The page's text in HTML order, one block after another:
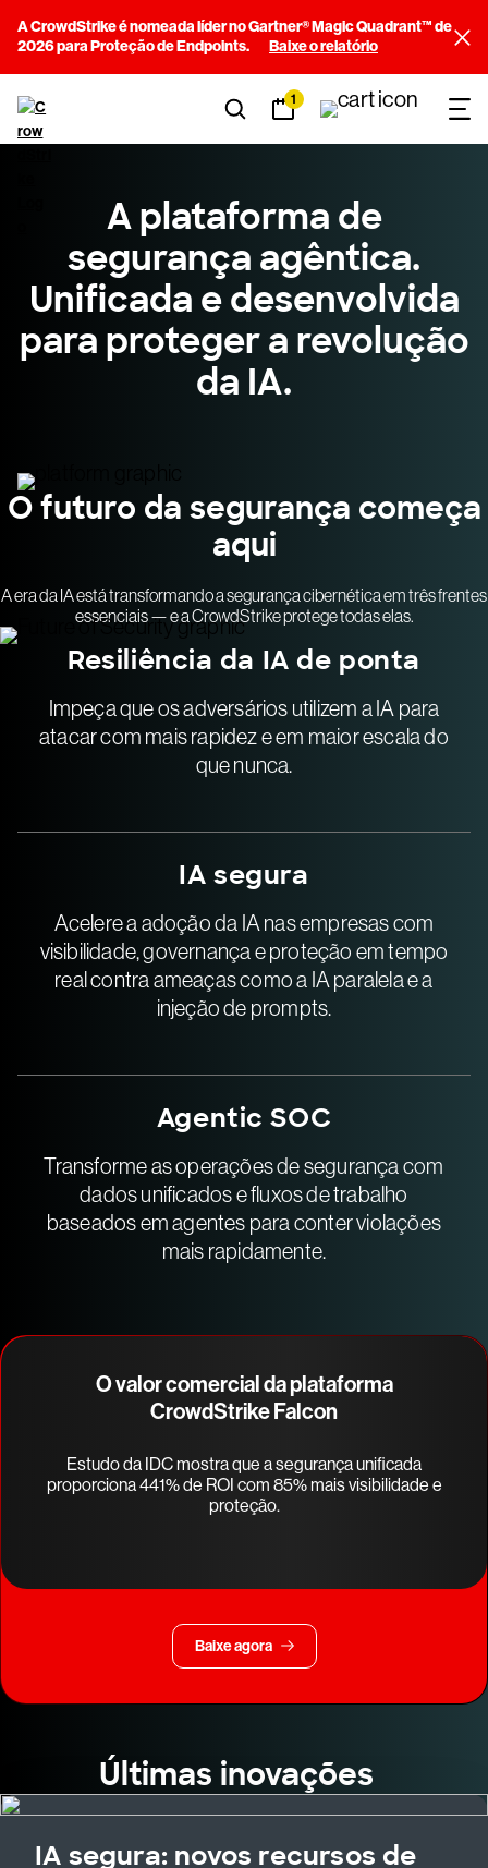
A CrowdStrike é nomeada líder no Gartner® Magic Quadrant™ de
2026 para Proteção de Endpoints.
Baixe o relatório
1
A plataforma de
segurança agêntica.
Unificada e desenvolvida
para proteger a revolução
da IA.
O futuro da segurança começa
aqui
A era da IA está transformando a segurança cibernética em três frentes
essenciais — e a CrowdStrike protege todas elas.
Resiliência da IA de ponta
Impeça que os adversários utilizem a IA para
atacar com mais rapidez e em maior escala do
que nunca.
IA segura
Acelere a adoção da IA nas empresas com
visibilidade, governança e proteção em tempo
real contra ameaças como a IA paralela e a
injeção de prompts.
Agentic SOC
Transforme as operações de segurança com
dados unificados e fluxos de trabalho
baseados em agentes para conter violações
mais rapidamente.
O valor comercial da plataforma
CrowdStrike Falcon
Estudo da IDC mostra que a segurança unificada
proporciona 441% de ROI com 85% mais visibilidade e
proteção.
Baixe agora
Últimas inovações
IA segura: novos recursos de